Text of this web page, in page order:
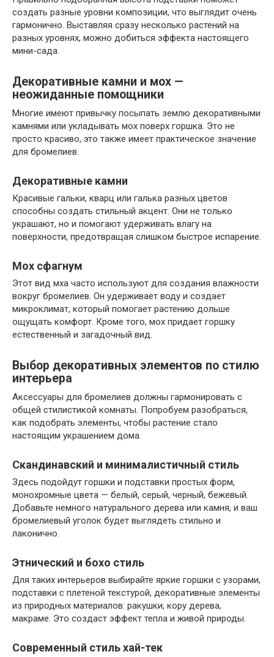
создать разные уровни композиции, что выглядит очень
гармонично. Выставляя сразу несколько растений на
разных уровнях, можно добиться эффекта настоящего
мини-сада.
Декоративные камни и мох —
неожиданные помощники
Многие имеют привычку посыпать землю декоративными
камнями или укладывать мох поверх горшка. Это не
просто красиво, это также имеет практическое значение
для бромелиев.
Декоративные камни
Красивые гальки, кварц или галька разных цветов
способны создать стильный акцент. Они не только
украшают, но и помогают удерживать влагу на
поверхности, предотвращая слишком быстрое испарение.
Мох сфагнум
Этот вид мха часто используют для создания влажности
вокруг бромелиев. Он удерживает воду и создает
микроклимат, который помогает растению дольше
ощущать комфорт. Кроме того, мох придает горшку
естественный и загадочный вид.
Выбор декоративных элементов по стилю
интерьера
Аксессуары для бромелиев должны гармонировать с
общей стилистикой комнаты. Попробуем разобраться,
как подобрать элементы, чтобы растение стало
настоящим украшением дома.
Скандинавский и минималистичный стиль
Здесь подойдут горшки и подставки простых форм,
монохромные цвета — белый, серый, черный, бежевый.
Добавьте немного натурального дерева или камня, и ваш
бромелиевый уголок будет выглядеть стильно и
лаконично.
Этнический и бохо стиль
Для таких интерьеров выбирайте яркие горшки с узорами,
подставки с плетеной текстурой, декоративные элементы
из природных материалов: ракушки, кору дерева,
макраме. Это создаст эффект тепла и живой природы.
Современный стиль хай-тек